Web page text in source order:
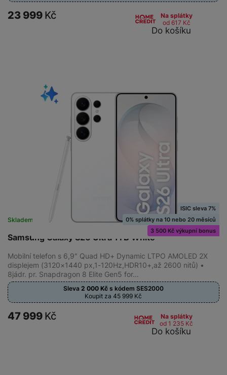
23 999 Kč
Na splátky
od 617 Kč
Do košíku
Samsung Galaxy S26 Ultra 1TB White
Skladem na 8 prodejnách
ISIC sleva 7%
0% splátky na 10 nebo 20 měsíců
3 500 Kč výkupní bonus
Mobilní telefon s 6,9" Quad HD+ Dynamic LTPO AMOLED 2X
displejem (3120×1440 px,1-120Hz,HDR10+,až 2600 nitů) •
8jádr. pr. Snapdragon 8 Elite Gen5 for…
Sleva 2 000 Kčs kódem SES2000
Koupit za 45 999 Kč
47 999 Kč
Na splátky
od 1 235 Kč
Do košíku